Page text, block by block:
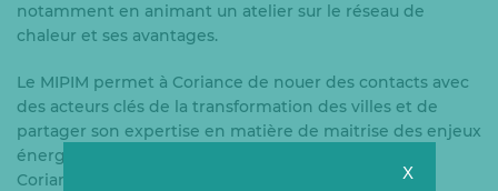
notamment en animant un atelier sur le réseau de
chaleur et ses avantages.
Le MIPIM permet à Coriance de nouer des contacts avec
des acteurs clés de la transformation des villes et de
partager son expertise en matière de maitrise des enjeux
énergétiques au travers de ses réseaux. Le 13 mars,
Coriance a participé à une conférence portant sur le
X